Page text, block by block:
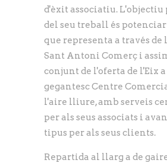
d'èxit associatiu.
del seu treball és
que representa a través de
Sant Antoni Comerç i
conjunt de l'oferta de l'Eix a
gegantesc Centre
l'aire lliure, amb serveis
per als seus associats i
tipus per als seus clients.
Repartida al llarg a de